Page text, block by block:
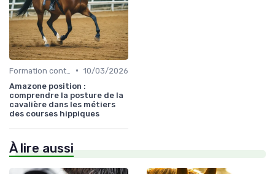
• 10/03/2026
Amazone position :
comprendre la posture de la
cavalière dans les métiers
des courses hippiques
À lire aussi